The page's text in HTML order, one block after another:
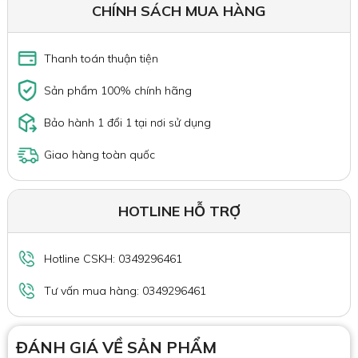
CHÍNH SÁCH MUA HÀNG
Thanh toán thuận tiện
Sản phẩm 100% chính hãng
Bảo hành 1 đổi 1 tại nơi sử dụng
Giao hàng toàn quốc
HOTLINE HỖ TRỢ
Hotline CSKH: 0349296461
Tư vấn mua hàng: 0349296461
ĐÁNH GIÁ VỀ SẢN PHẨM